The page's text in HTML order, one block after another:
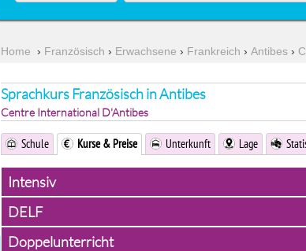
Home › Französisch › Erwachsene › Frankreich › Antibes›
Sprachkurs Französisch in Antibes
Centre International D'Antibes
Schule Kurse & Preise Unterkunft Lage
Intensiv
DELF
Doppelunterricht